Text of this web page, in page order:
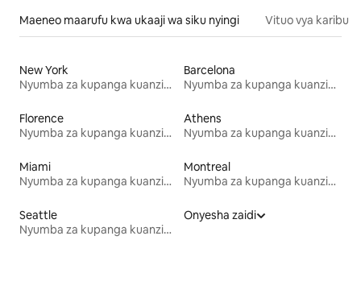
Maeneo maarufu kwa ukaaji wa siku nyingi Vituo vya karibu
New York
Nyumba za kupanga kuanzia mwezi mmoja
Barcelona
Nyumba za kupanga kuanzia mwezi mmoja
Florence
Nyumba za kupanga kuanzia mwezi mmoja
Athens
Nyumba za kupanga kuanzia mwezi mmoja
Miami
Nyumba za kupanga kuanzia mwezi mmoja
Montreal
Nyumba za kupanga kuanzia mwezi mmoja
Seattle
Nyumba za kupanga kuanzia mwezi mmoja
Onyesha zaidi